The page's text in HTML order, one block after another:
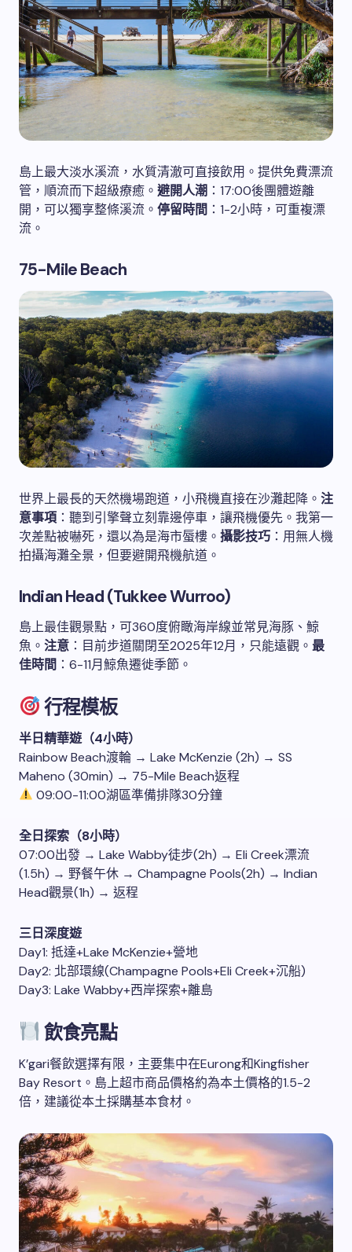
島上最大淡水溪流，水質清澈可直接飲用。提供免費漂流
管，順流而下超級療癒。 避開人潮 ：17:00後團體遊離
開，可以獨享整條溪流。 停留時間 ：1-2小時，可重複漂
流。
75-Mile Beach
世界上最長的天然機場跑道，小飛機直接在沙灘起降。 注
意事項 ：聽到引擎聲立刻靠邊停車，讓飛機優先。我第一
次差點被嚇死，還以為是海市蜃樓。 攝影技巧 ：用無人機
拍攝海灘全景，但要避開飛機航道。
Indian Head (Tukkee Wurroo)
島上最佳觀景點，可360度俯瞰海岸線並常見海豚、鯨
魚。 注意 ：目前步道關閉至2025年12月，只能遠觀。 最
佳時間 ：6-11月鯨魚遷徙季節。
行程模板
半日精華遊（4小時）
Rainbow Beach渡輪 → Lake McKenzie (2h) → SS
Maheno (30min) → 75-Mile Beach返程
09:00-11:00湖區準備排隊30分鐘
全日探索（8小時）
07:00出發 → Lake Wabby徒步(2h) → Eli Creek漂流
(1.5h) → 野餐午休 → Champagne Pools(2h) → Indian
Head觀景(1h) → 返程
三日深度遊
Day1: 抵達+Lake McKenzie+營地
Day2: 北部環線(Champagne Pools+Eli Creek+沉船)
Day3: Lake Wabby+西岸探索+離島
飲食亮點
K’gari餐飲選擇有限，主要集中在Eurong和Kingfisher
Bay Resort。島上超市商品價格約為本土價格的1.5-2
倍，建議從本土採購基本食材。